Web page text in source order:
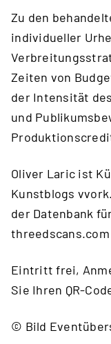
Zu den
individueller
Zeiten von
der Intensität
und
Oliver Laric ist
Kunstblogs
der Datenbank
threedscans.com
Eintritt frei,
Sie Ihren QR-
© Bild